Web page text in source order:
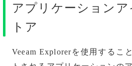
アプリケーション
トア
Veeam Explorerを使用するこ